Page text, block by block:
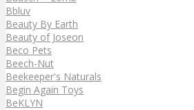
Bbluv
Beauty By Earth
Beauty of Joseon
Beco Pets
Beech-Nut
Beekeeper's Naturals
Begin Again Toys
BeKLYN